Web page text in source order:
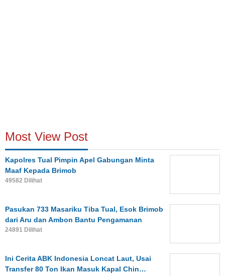
Most View Post
Kapolres Tual Pimpin Apel Gabungan Minta
Maaf Kepada Brimob
49582 Dilihat
Pasukan 733 Masariku Tiba Tual, Esok Brimob
dari Aru dan Ambon Bantu Pengamanan
24891 Dilihat
Ini Cerita ABK Indonesia Loncat Laut, Usai
Transfer 80 Ton Ikan Masuk Kapal Chin…